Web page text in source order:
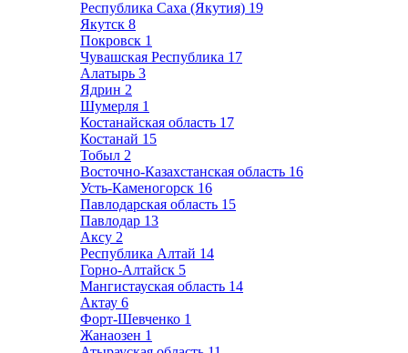
Республика Саха (Якутия) 19
Якутск 8
Покровск 1
Чувашская Республика 17
Алатырь 3
Ядрин 2
Шумерля 1
Костанайская область 17
Костанай 15
Тобыл 2
Восточно-Казахстанская область 16
Усть-Каменогорск 16
Павлодарская область 15
Павлодар 13
Аксу 2
Республика Алтай 14
Горно-Алтайск 5
Мангистауская область 14
Актау 6
Форт-Шевченко 1
Жанаозен 1